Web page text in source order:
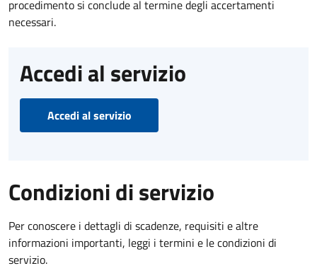
procedimento si conclude al termine degli accertamenti
necessari.
Accedi al servizio
Accedi al servizio
Condizioni di servizio
Per conoscere i dettagli di scadenze, requisiti e altre
informazioni importanti, leggi i termini e le condizioni di
servizio.